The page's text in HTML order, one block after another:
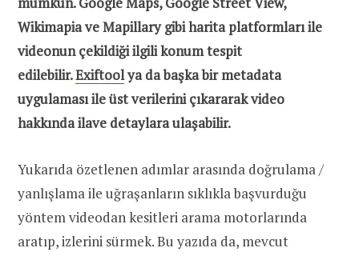
Wikimapia ve Mapillary gibi harita platformları ile
videonun çekildiği ilgili konum tespit
edilebilir.Exiftoolya da başka bir metadata
uygulaması ile üst verilerini çıkararak video
hakkında ilave detaylara ulaşabilir.
Yukarıda özetlenen adımlar arasında doğrulama /
yanlışlama ile uğraşanların sıklıkla başvurduğu
yöntem videodan kesitleri arama motorlarında
aratıp, izlerini sürmek. Bu yazıda da, mevcut